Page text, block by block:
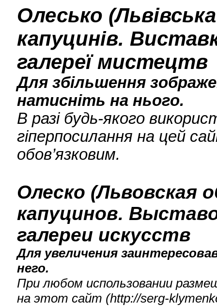
Олесько
капуцинів.
галереї мистецтв
Для збільшення
натисніть на нього.
В разі будь-якого
гіперпосилання на цей
обов’язковим.
Олеско (Львовская
капуцинов.
галереи искусств
Для увеличения
него.
При любом использовании
на этот сайт (http://serg-